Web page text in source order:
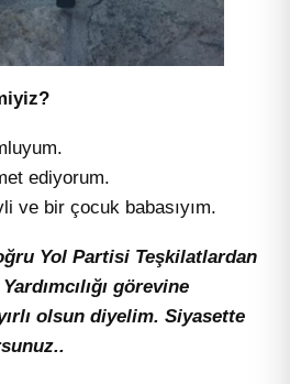
ediyorum.
ve bir çocuk babasıyım.
Yol Partisi Teşkilatlardan
görevine
olsun diyelim. Siyasette